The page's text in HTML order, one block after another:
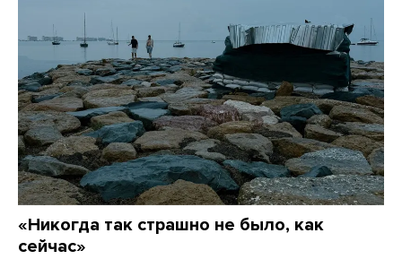
«Никогда так страшно не было, как
сейчас»